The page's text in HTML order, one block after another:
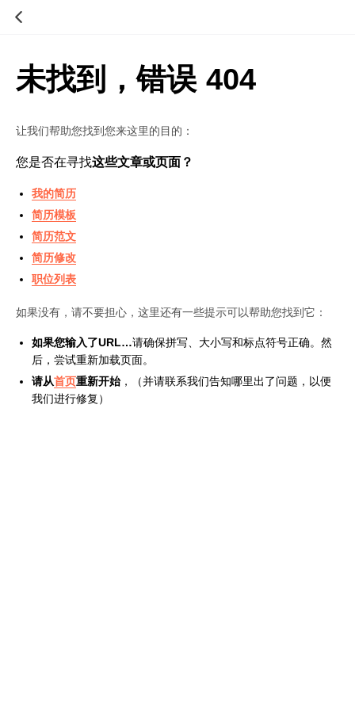
未找到，错误 404
让我们帮助您找到您来这里的目的：
您是否在寻找这些文章或页面？
我的简历
简历模板
简历范文
简历修改
职位列表
如果没有，请不要担心，这里还有一些提示可以帮助您找到它：
如果您输入了URL…请确保拼写、大小写和标点符号正确。然
后，尝试重新加载页面。
请从首页重新开始，（并请联系我们告知哪里出了问题，以便
我们进行修复）